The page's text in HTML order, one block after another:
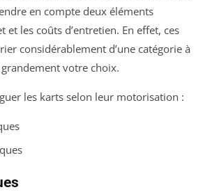
en compte deux éléments
et les coûts d’entretien. En effet, ces
considérablement d’une catégorie à
votre choix.
les karts selon leur motorisation :